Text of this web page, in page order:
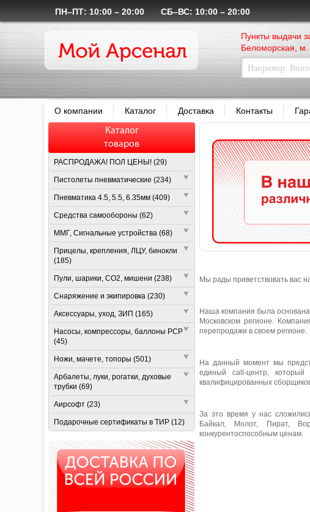
ПН–ПТ: 10:00 – 20:00 СБ–ВС: 10:00 – 20:00
Пункты выдачи
Беломорская, м.
О компании Каталог Доставка Контакты
Мы рады приветствовать вас
Наша компания была
Московском регионе.
перепродажи в своем регионе.
На данный момент мы
единый call-центр, который
квалифицированных
За это время у нас
Байкал, Молот, Пират,
конкурентоспособным ценам.
Каталог
товаров
РАСПРОДАЖА! ПОЛ ЦЕНЫ! (29)
Пистолеты пневматические (234)
Пневматика 4.5, 5.5, 6.35мм (409)
Средства самообороны (62)
ММГ, Сигнальные устройства (68)
Прицелы, крепления, ЛЦУ, бинокли
(185)
Пули, шарики, СО2, мишени (238)
Снаряжение и экипировка (230)
Аксессуары, уход, ЗИП (165)
Насосы, компрессоры, баллоны РСР
(45)
Ножи, мачете, топоры (501)
Арбалеты, луки, рогатки, духовые
трубки (69)
Аирсофт (23)
Подарочные сертификаты в ТИР (12)